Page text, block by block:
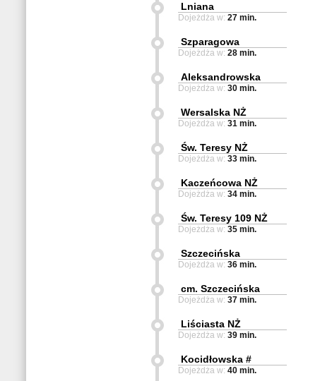
Lniana
Dojeżdża w: 27 min.
Szparagowa
Dojeżdża w: 28 min.
Aleksandrowska
Dojeżdża w: 30 min.
Wersalska NŻ
Dojeżdża w: 31 min.
Św. Teresy NŻ
Dojeżdża w: 33 min.
Kaczeńcowa NŻ
Dojeżdża w: 34 min.
Św. Teresy 109 NŻ
Dojeżdża w: 35 min.
Szczecińska
Dojeżdża w: 36 min.
cm. Szczecińska
Dojeżdża w: 37 min.
Liściasta NŻ
Dojeżdża w: 39 min.
Kocidłowska #
Dojeżdża w: 40 min.